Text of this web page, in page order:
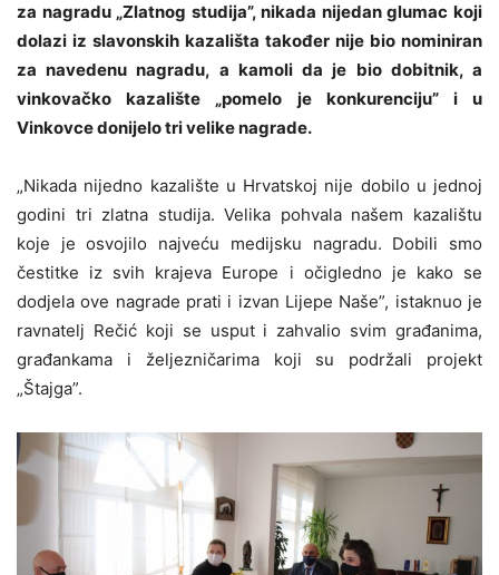
za nagradu „Zlatnog studija”, nikada nijedan glumac koji
dolazi iz slavonskih kazališta također nije bio nominiran
za navedenu nagradu, a kamoli da je bio dobitnik, a
vinkovačko kazalište „pomelo je konkurenciju” i u
Vinkovce donijelo tri velike nagrade.
„Nikada nijedno kazalište u Hrvatskoj nije dobilo u jednoj
godini tri zlatna studija. Velika pohvala našem kazalištu
koje je osvojilo najveću medijsku nagradu. Dobili smo
čestitke iz svih krajeva Europe i očigledno je kako se
dodjela ove nagrade prati i izvan Lijepe Naše”, istaknuo je
ravnatelj Rečić koji se usput i zahvalio svim građanima,
građankama i željezničarima koji su podržali projekt
„Štajga”.